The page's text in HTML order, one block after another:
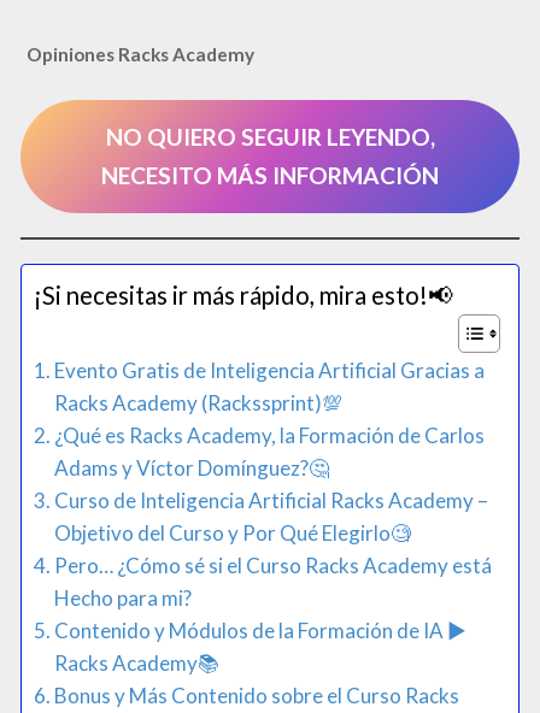
Opiniones Racks Academy
NO QUIERO SEGUIR LEYENDO,
NECESITO MÁS INFORMACIÓN
¡Si necesitas ir más rápido, mira esto!📢​
Evento Gratis de Inteligencia Artificial Gracias a
Racks Academy (Rackssprint)💯​
¿Qué es Racks Academy, la Formación de Carlos
Adams y Víctor Domínguez?🤔
Curso de Inteligencia Artificial Racks Academy –
Objetivo del Curso y Por Qué Elegirlo🧐
Pero… ¿Cómo sé si el Curso Racks Academy está
Hecho para mi?
Contenido y Módulos de la Formación de IA ▶
Racks Academy📚
Bonus y Más Contenido sobre el Curso Racks